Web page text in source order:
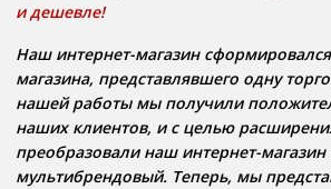
и дешевле!
Наш интернет-магазин
магазина, представлявшего одну
нашей работы мы получили
наших клиентов, и с целью
преобразовали наш интернет-магазин
мультибрендовый. Теперь, мы